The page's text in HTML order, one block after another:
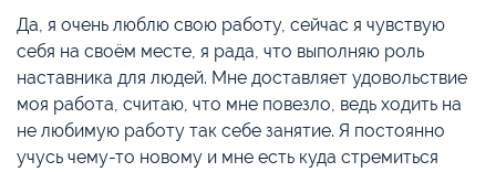
Да, я очень люблю свою работу, сейчас я чувствую
себя на своём месте, я рада, что выполняю роль
наставника для людей. Мне доставляет удовольствие
моя работа, считаю, что мне повезло, ведь ходить на
не любимую работу так себе занятие. Я постоянно
учусь чему-то новому и мне есть куда стремиться